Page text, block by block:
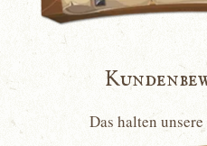
Das halten